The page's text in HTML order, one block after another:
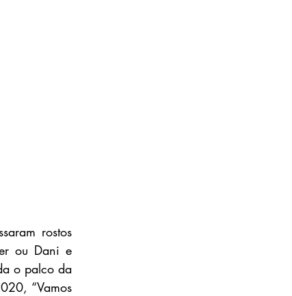
rostos
ou Dani e
o palco da
“Vamos